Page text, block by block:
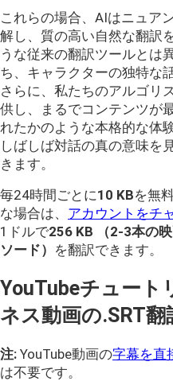
これらの場合、AIはニュア
解し、質の高い自然な翻訳
うな従来の翻訳ツールとは
ち、キャラクターの独特な
さらに、私たちのアルゴリ
供し、まるでコンテンツが
れたかのような本格的な体
しばしば対話の真の意味を
きます。
毎24時間ごとに10 KBを無
な場合は、 アカウントをチ
1ドルで256 KB （2-3本の
ソード） を翻訳できます。
YouTubeチュート
ネス動画の.SRT
注: YouTube動画の字幕を直
は不要です。